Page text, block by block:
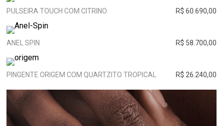
PULSEIRA TOUCH COM CITRINO R$ 60.690,00
ANEL SPIN R$ 58.700,00
PINGENTE ORIGEM COM QUARTZITO TROPICAL R$ 26.240,00